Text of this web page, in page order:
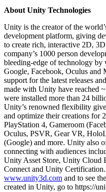
About Unity Technologies
Unity is the creator of the
development platform, giving
to create rich, interactive 2D,
company’s 1000 person
bleeding-edge of technology by
Google, Facebook, Oculus and
support for the latest releases
made with Unity have reached
were installed more than 24
Unity’s renowned flexibility
and optimize their creations for
PlayStation 4, Gameroom
Oculus, PSVR, Gear VR,
(Google) and more. Unity also
connecting with audiences
Unity Asset Store, Unity
Connect and Unity
www.unity3d.com and to see
created in Unity, go to https://